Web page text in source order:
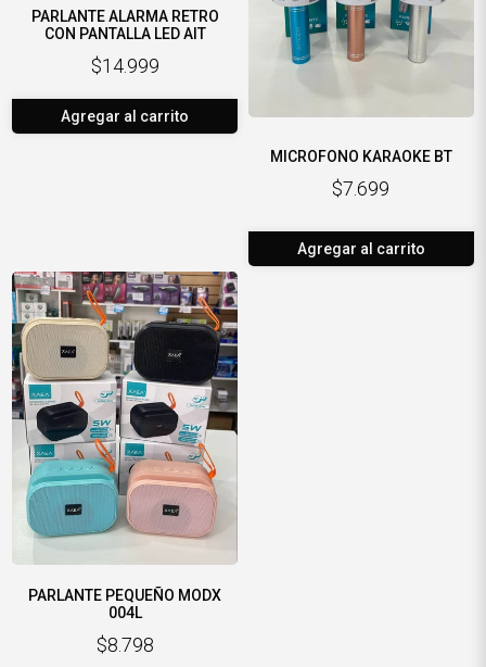
PARLANTE ALARMA RETRO
CON PANTALLA LED AIT
$14.999
Agregar al carrito
MICROFONO KARAOKE BT
$7.699
Agregar al carrito
PARLANTE PEQUEÑO MODX
004L
$8.798